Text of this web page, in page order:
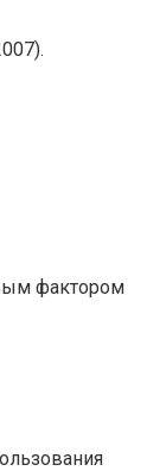
фактором